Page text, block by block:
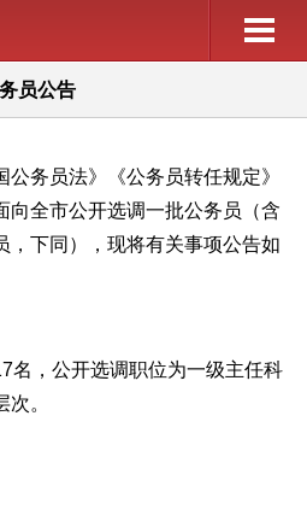
员公告
公务员法》《公务员转任规定》
向全市公开选调一批公务员（含
，下同），现将有关事项公告如
，公开选调职位为一级主任科
。